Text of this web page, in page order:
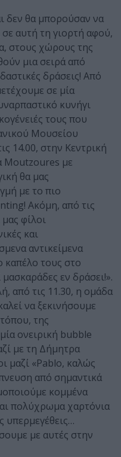
δεν θα μπορούσαν να
αυτή τη γιορτή αφού,
στους χώρους της
μια σειρά από
δράσεις! Από
σε μία
κυνήγι
τους που
Μουσείου
14.00, στην Κεντρική
Moutzoures με
θα μας
με το πιο
Ακόμη, από τις
φίλοι
και
αντικείμενα
καπέλο τους στο
εν δράσει!».
από τις 11.30, η ομάδα
να ξεκινήσουμε
της
ονειρική bubble
με τη Δήμητρα
μαζί «Pablo, καλώς
από σημαντικά
κομμένα
πολύχρωμα χαρτόνια
υπερμεγέθεις…
με αυτές στην